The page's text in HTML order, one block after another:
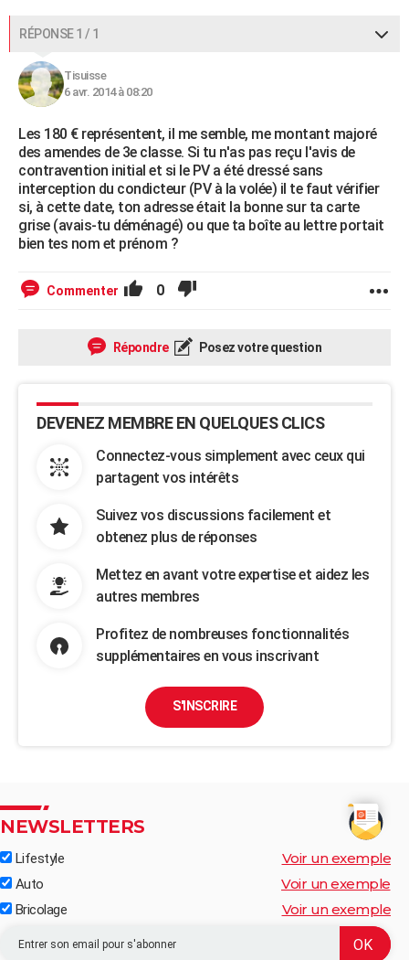
Bricolage
Lifestyle
Culture
Sport
Auto
Television
Voyage
Cinema
RÉPONSE 1 / 1
Tisuisse
6 avr. 2014 à 08:20
Les 180 € représentent, il me semble, me montant majoré
des amendes de 3e classe. Si tu n'as pas reçu l'avis de
contravention initial et si le PV a été dressé sans
interception du condicteur (PV à la volée) il te faut vérifier
si, à cette date, ton adresse était la bonne sur ta carte
grise (avais-tu déménagé) ou que ta boîte au lettre portait
bien tes nom et prénom ?
Commenter 0
Répondre Posez votre question
DEVENEZ MEMBRE EN QUELQUES CLICS
Connectez-vous simplement avec ceux qui
partagent vos intérêts
Suivez vos discussions facilement et
obtenez plus de réponses
Mettez en avant votre expertise et aidez les
autres membres
Profitez de nombreuses fonctionnalités
supplémentaires en vous inscrivant
S'INSCRIRE
NEWSLETTERS
Lifestyle Voir un exemple
Auto Voir un exemple
Bricolage Voir un exemple